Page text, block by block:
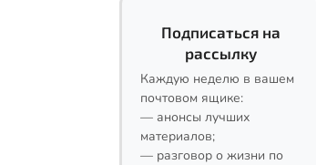
Подписаться на
рассылку
Каждую неделю в вашем
почтовом ящике:
— анонсы лучших
материалов;
— разговор о жизни по